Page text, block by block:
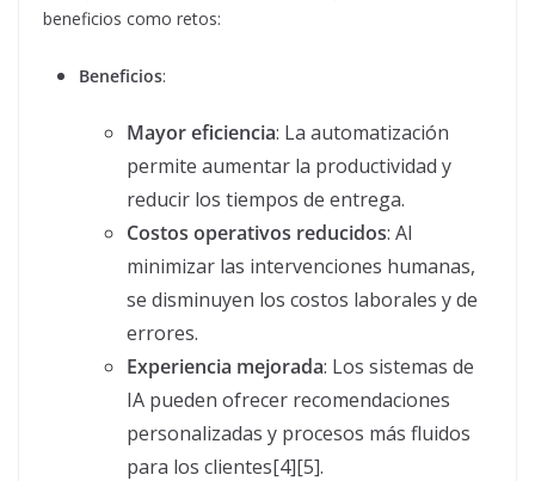
beneficios como retos:
Beneficios:
Mayor eficiencia: La automatización
permite aumentar la productividad y
reducir los tiempos de entrega.
Costos operativos reducidos: Al
minimizar las intervenciones humanas,
se disminuyen los costos laborales y de
errores.
Experiencia mejorada: Los sistemas de
IA pueden ofrecer recomendaciones
personalizadas y procesos más fluidos
para los clientes[4][5].